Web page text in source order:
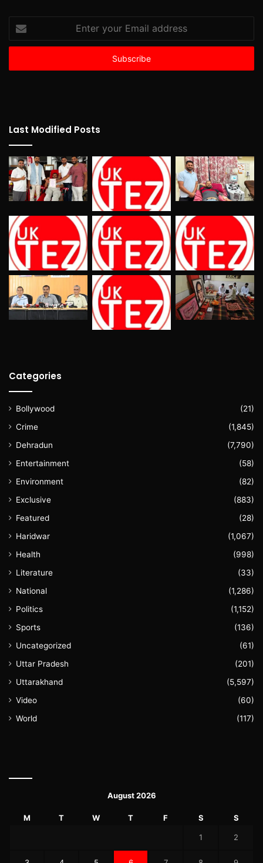
Enter
your
Email
Last Modified Posts
Categories
Bollywood
(21)
Crime
(1,845)
Dehradun
(7,790)
Entertainment
(58)
Environment
(82)
Exclusive
(883)
Featured
(28)
Haridwar
(1,067)
Health
(998)
Literature
(33)
National
(1,286)
Politics
(1,152)
Sports
(136)
Uncategorized
(61)
Uttar Pradesh
(201)
Uttarakhand
(5,597)
Video
(60)
World
(117)
August 2026
M T W T F S S
1 2